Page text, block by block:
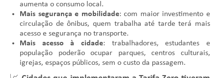
aumenta o consumo local.
Mais segurança e mobilidade: com maior investimento e
circulação de ônibus, quem trabalha até tarde terá mais
acesso e segurança no transporte.
Mais acesso à cidade: trabalhadores, estudantes e
população poderão ocupar parques, centros culturais,
igrejas, espaços públicos, sem o custo da passagem.